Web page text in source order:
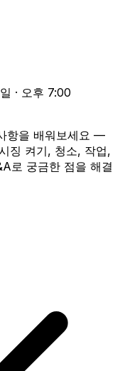
· 오후 7:00
항을 배워보세요 —
징 켜기, 청소, 작업,
로 궁금한 점을 해결